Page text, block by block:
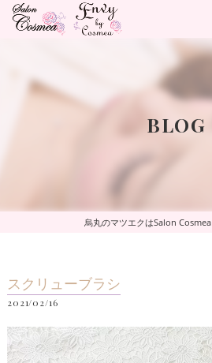
BLOG
烏丸のマツエクはSalon Cosmea
スクリューブラシ
2021/02/16